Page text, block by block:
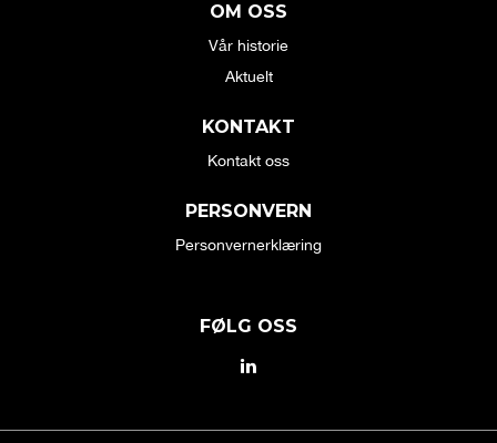
OM OSS
Vår historie
Aktuelt
KONTAKT
Kontakt oss
PERSONVERN
Personvernerklæring
FØLG OSS